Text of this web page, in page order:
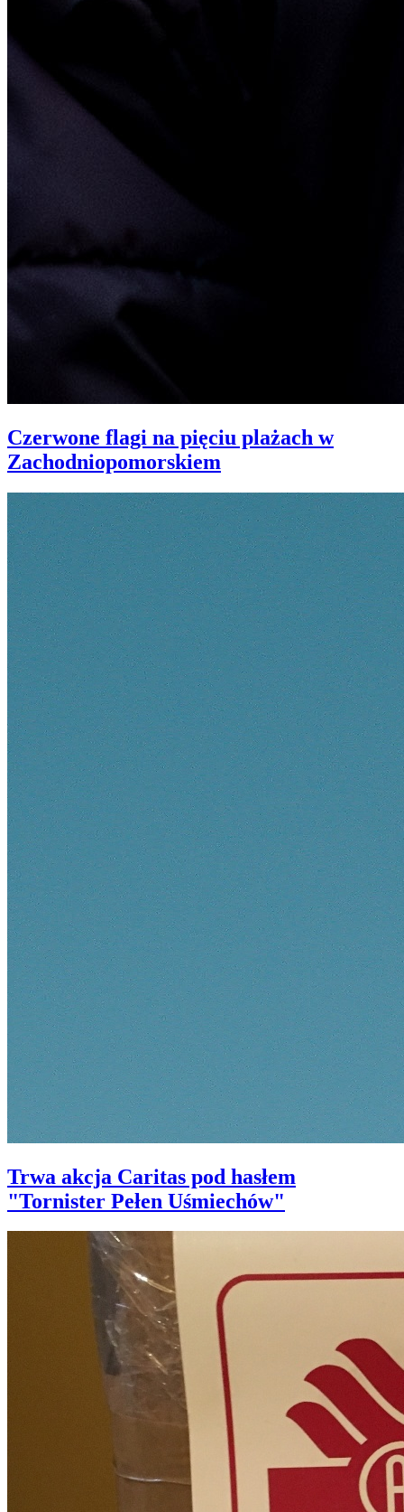
Czerwone flagi na pięciu plażach w
Zachodniopomorskiem
Trwa akcja Caritas pod hasłem
"Tornister Pełen Uśmiechów"